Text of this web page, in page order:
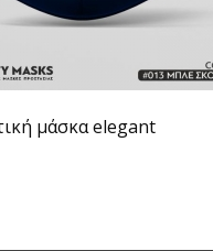
Γραμμάτων
μάσκα elegant